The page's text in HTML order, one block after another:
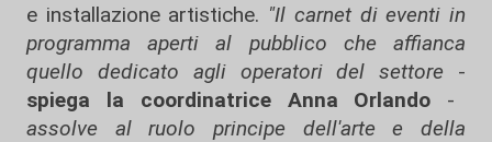
e installazione artistiche. "Il carnet di eventi in
programma aperti al pubblico che affianca
quello dedicato agli operatori del settore -
spiega la coordinatrice Anna Orlando -
assolve al ruolo principe dell'arte e della